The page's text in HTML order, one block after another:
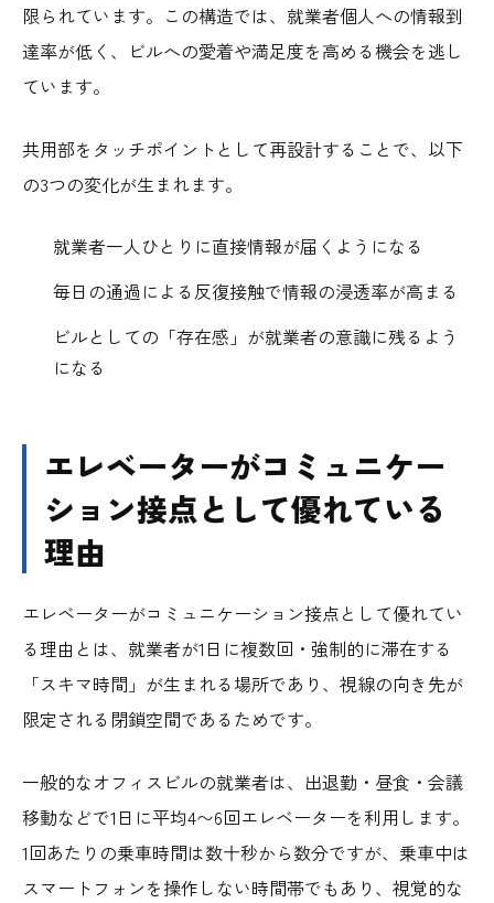
限られています。この構造では、就業者個人への情報到
達率が低く、ビルへの愛着や満足度を高める機会を逃し
ています。
共用部をタッチポイントとして再設計することで、以下
の3つの変化が生まれます。
就業者一人ひとりに直接情報が届くようになる
毎日の通過による反復接触で情報の浸透率が高まる
ビルとしての「存在感」が就業者の意識に残るよう
になる
エレベーターがコミュニケー
ション接点として優れている
理由
エレベーターがコミュニケーション接点として優れてい
る理由とは、就業者が1日に複数回・強制的に滞在する
「スキマ時間」が生まれる場所であり、視線の向き先が
限定される閉鎖空間であるためです。
一般的なオフィスビルの就業者は、出退勤・昼食・会議
移動などで1日に平均4〜6回エレベーターを利用します。
1回あたりの乗車時間は数十秒から数分ですが、乗車中は
スマートフォンを操作しない時間帯でもあり、視覚的な